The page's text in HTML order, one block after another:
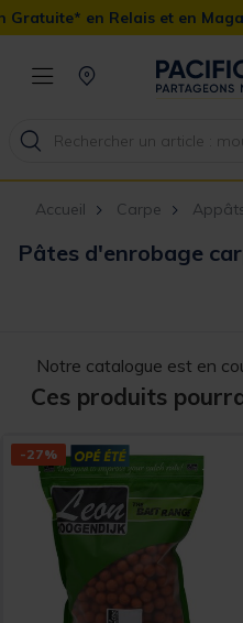
et en Magasin ainsi que
Accueil Carpe
Pâtes d'enrobage
Notre catalogue est en
Ces produits
-27%